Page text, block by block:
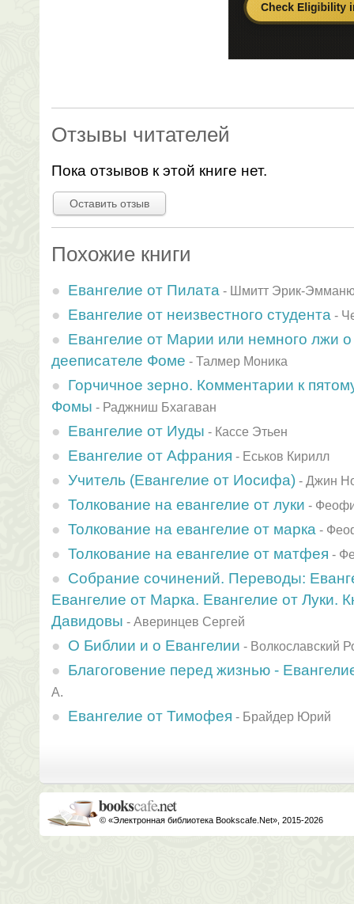
Отзывы читателей
Пока отзывов к этой книге нет.
Оставить отзыв
Похожие книги
Евангелие от Пилата - Шмитт Эрик-
Евангелие от неизвестного студента -
Евангелие от Марии или немного лжи
дееписателе Фоме - Талмер Моника
Горчичное зерно. Комментарии к
Фомы - Раджниш Бхагаван
Евангелие от Иуды - Кассе Этьен
Евангелие от Афрания - Еськов Кирилл
Учитель (Евангелие от Иосифа) - Джин
Толкование на евангелие от луки -
Толкование на евангелие от марка -
Толкование на евангелие от матфея -
Собрание сочинений. Переводы:
Евангелие от Марка. Евангелие от Луки.
Давидовы - Аверинцев Сергей
О Библии и о Евангелии - Волкославский
Благоговение перед жизнью -
А.
Евангелие от Тимофея - Брайдер Юрий
© «Электронная библиотека Bookscafe.Net», 2015-2026